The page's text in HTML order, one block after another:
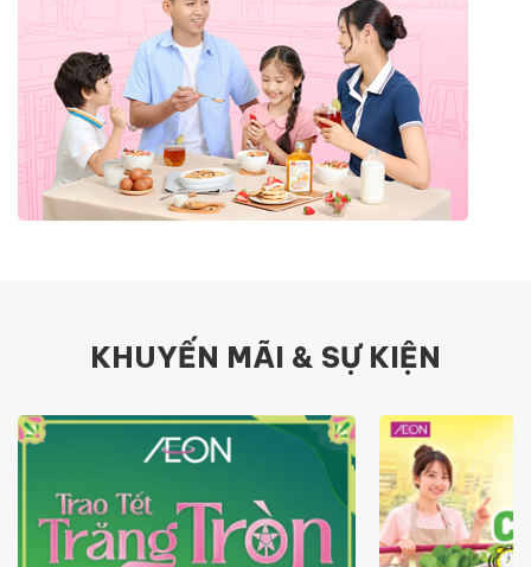
KHUYẾN MÃI & SỰ KIỆN